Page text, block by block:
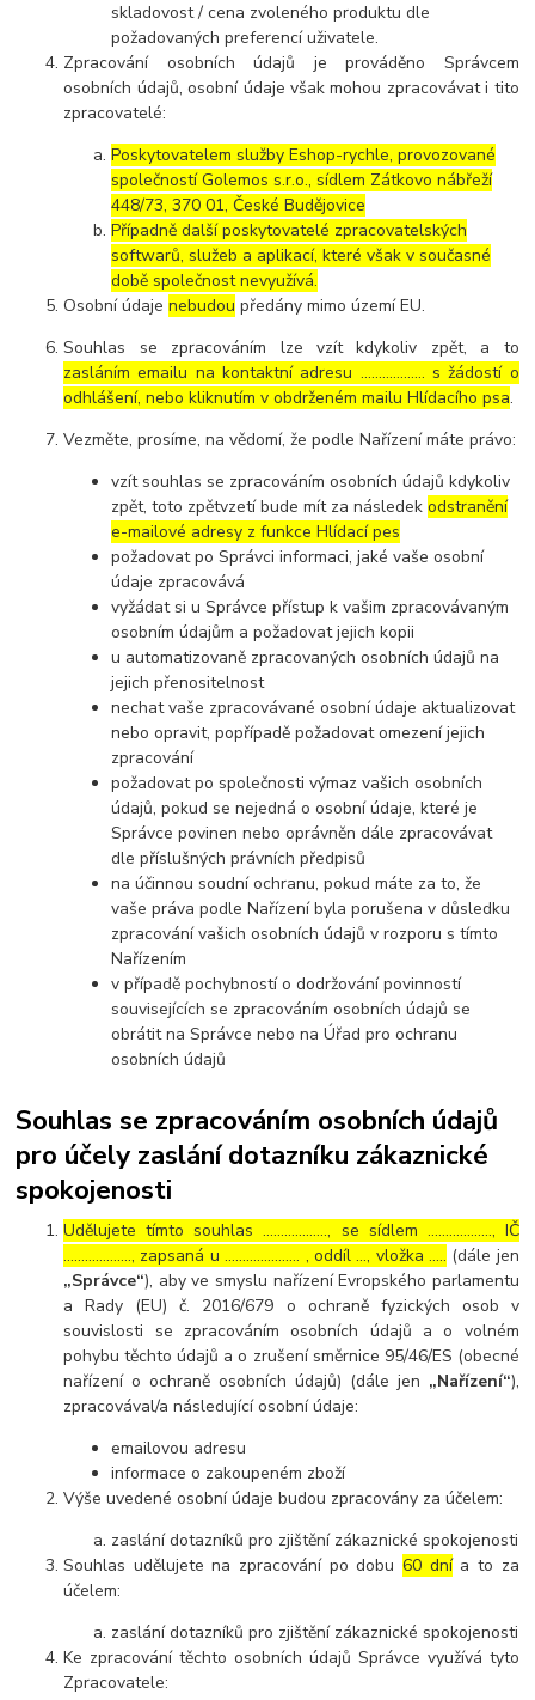
skladovost / cena zvoleného produktu dle
požadovaných preferencí uživatele.
Zpracování osobních údajů je prováděno Správcem
osobních údajů, osobní údaje však mohou zpracovávat i tito
zpracovatelé:
Poskytovatelem služby Eshop-rychle, provozované
společností Golemos s.r.o., sídlem Zátkovo nábřeží
448/73, 370 01, České Budějovice
Případně další poskytovatelé zpracovatelských
softwarů, služeb a aplikací, které však v současné
době společnost nevyužívá.
Osobní údajenebudou předány mimo území EU.
Souhlas se zpracováním lze vzít kdykoliv zpět, a to
zasláním emailu na kontaktní adresu ..……………. s žádostí o
odhlášení, nebo kliknutím v obdrženém mailu Hlídacího psa.
Vezměte, prosíme, na vědomí, že podle Nařízení máte právo:
vzít souhlas se zpracováním osobních údajů kdykoliv
zpět, toto zpětvzetí bude mít za následekodstranění
e-mailové adresy z funkce Hlídací pes
požadovat po Správci informaci, jaké vaše osobní
údaje zpracovává
vyžádat si u Správce přístup k vašim zpracovávaným
osobním údajům a požadovat jejich kopii
u automatizovaně zpracovaných osobních údajů na
jejich přenositelnost
nechat vaše zpracovávané osobní údaje aktualizovat
nebo opravit, popřípadě požadovat omezení jejich
zpracování
požadovat po společnosti výmaz vašich osobních
údajů, pokud se nejedná o osobní údaje, které je
Správce povinen nebo oprávněn dále zpracovávat
dle příslušných právních předpisů
na účinnou soudní ochranu, pokud máte za to, že
vaše práva podle Nařízení byla porušena v důsledku
zpracování vašich osobních údajů v rozporu s tímto
Nařízením
v případě pochybností o dodržování povinností
souvisejících se zpracováním osobních údajů se
obrátit na Správce nebo na Úřad pro ochranu
osobních údajů
Souhlas se zpracováním osobních údajů
pro účely zaslání dotazníku zákaznické
spokojenosti
Udělujete tímto souhlas ……………..., se sídlem ………………, IČ
………………., zapsaná u ………………… , oddíl …, vložka ….. (dále jen
„Správce“), aby ve smyslu nařízení Evropského parlamentu
a Rady (EU) č. 2016/679 o ochraně fyzických osob v
souvislosti se zpracováním osobních údajů a o volném
pohybu těchto údajů a o zrušení směrnice 95/46/ES (obecné
nařízení o ochraně osobních údajů) (dále jen „Nařízení“),
zpracovával/a následující osobní údaje:
emailovou adresu
informace o zakoupeném zboží
Výše uvedené osobní údaje budou zpracovány za účelem:
zaslání dotazníků pro zjištění zákaznické spokojenosti
Souhlas udělujete na zpracování po dobu60 dnía to za
účelem:
zaslání dotazníků pro zjištění zákaznické spokojenosti
Ke zpracování těchto osobních údajů Správce využívá tyto
Zpracovatele: